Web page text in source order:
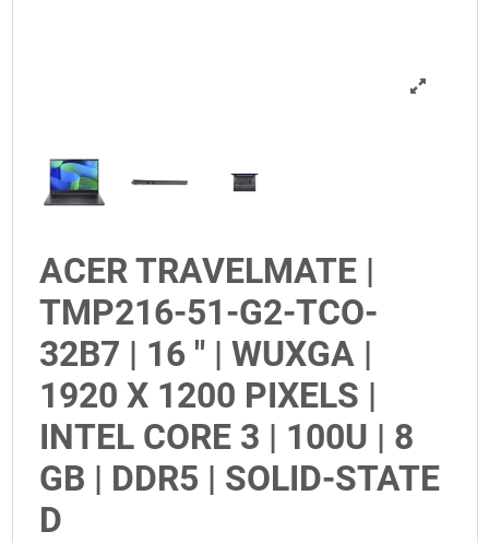
ACER TRAVELMATE |
TMP216-51-G2-TCO-
32B7 | 16 " | WUXGA |
1920 X 1200 PIXELS |
INTEL CORE 3 | 100U | 8
GB | DDR5 | SOLID-STATE
D